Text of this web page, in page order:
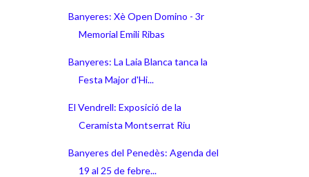
Banyeres: Xè Open Domino - 3r
Memorial Emili Ribas
Banyeres: La Laia Blanca tanca la
Festa Major d'Hi...
El Vendrell: Exposició de la
Ceramista Montserrat Riu
Banyeres del Penedès: Agenda del
19 al 25 de febre...